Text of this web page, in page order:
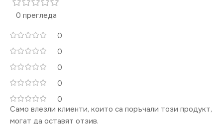
0 прегледа
0
0
0
0
0
Само влезли клиенти, които са поръчали този продукт,
могат да оставят отзив.